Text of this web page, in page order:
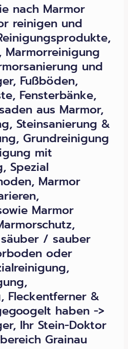
nach Marmor
reinigen und
Marmorreinigung
und
Fußböden,
Fensterbänke,
aus Marmor,
Steinsanierung &
Grundreinigung
mit
Spezial
Marmor
Marmor
/ sauber
oder
Fleckentferner &
haben ->
Ihr Stein-Doktor
Grainau